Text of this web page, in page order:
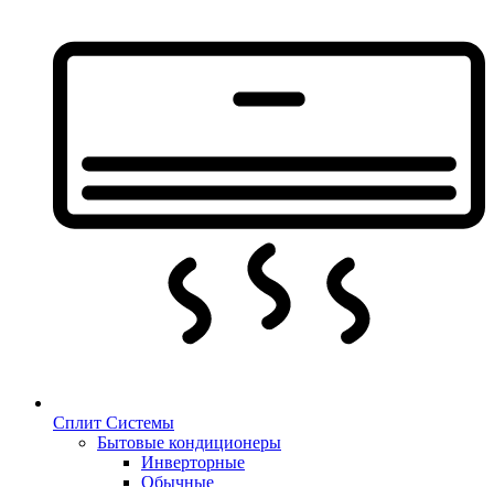
Сплит Системы
Бытовые кондиционеры
Инверторные
Обычные